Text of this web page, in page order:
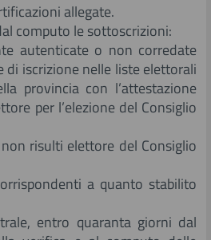
allegate.
computo le sottoscrizioni:
autenticate o non corredate
di iscrizione nelle liste elettorali
provincia con l’attestazione
per l’elezione del Consiglio
risulti elettore del Consiglio
a quanto stabilito
entro quaranta giorni dal